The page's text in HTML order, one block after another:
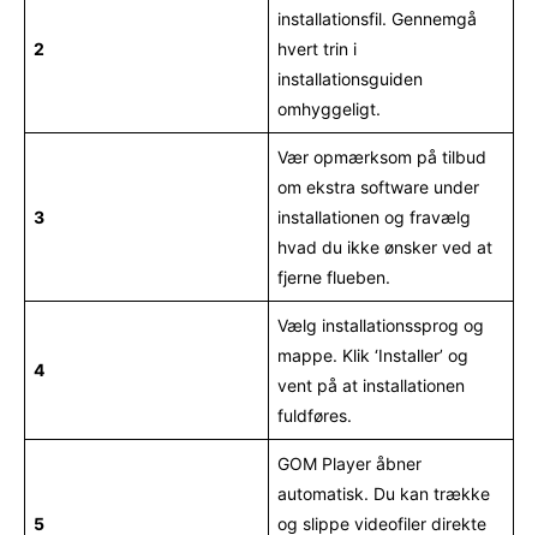
2
installationsfil. Gennemgå
hvert trin i
installationsguiden
omhyggeligt.
3
Vær opmærksom på tilbud
om ekstra software under
installationen og fravælg
hvad du ikke ønsker ved at
fjerne flueben.
4
Vælg installationssprog og
mappe. Klik ‘Installer’ og
vent på at installationen
fuldføres.
5
GOM Player åbner
automatisk. Du kan trække
og slippe videofiler direkte